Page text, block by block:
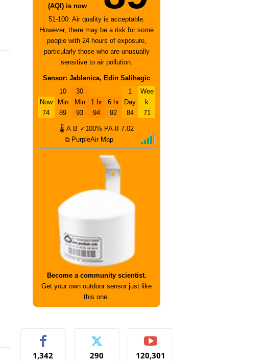
(AQI) is now
51-100: Air quality is acceptable.
However, there may be a risk for some
people with 24 hours of exposure,
particularly those who are unusually
sensitive to air pollution.
Sensor: Jablanica, Edin Salihagic
Now
74
10
Min
89
30
Min
93
1 hr
94
6 hr
92
1
Day
84
Wee
k
71
🌡 A B ✓100% PA-II
7.02
⧉ PurpleAir Map
Become a community scientist.
Get your own outdoor sensor just like
this one.
1,342 290 120,301